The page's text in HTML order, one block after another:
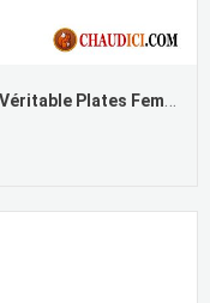
Mocassin Femme Mode Derbies Cuir Véritable Plates Femme L'automne